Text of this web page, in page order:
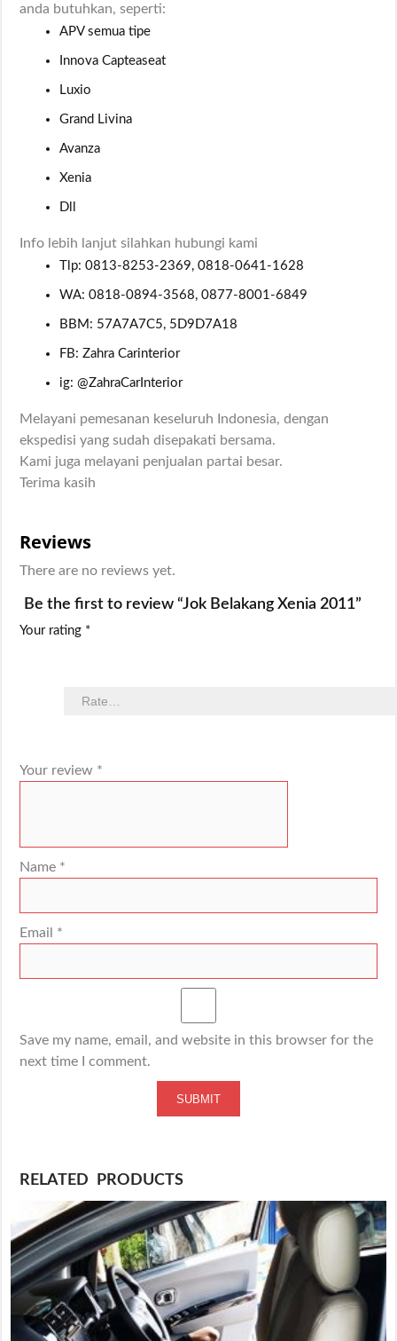
anda butuhkan, seperti:
APV semua tipe
Innova Capteaseat
Luxio
Grand Livina
Avanza
Xenia
Dll
Info lebih lanjut silahkan hubungi kami
Tlp: 0813-8253-2369, 0818-0641-1628
WA: 0818-0894-3568, 0877-8001-6849
BBM: 57A7A7C5, 5D9D7A18
FB: Zahra Carinterior
ig: @ZahraCarInterior
Melayani pemesanan keseluruh Indonesia, dengan
ekspedisi yang sudah disepakati bersama.
Kami juga melayani penjualan partai besar.
Terima kasih
Reviews
There are no reviews yet.
Be the first to review “Jok Belakang Xenia 2011”
Your rating *
Your review *
Name *
Email *
Save my name, email, and website in this browser for the
next time I comment.
RELATED PRODUCTS